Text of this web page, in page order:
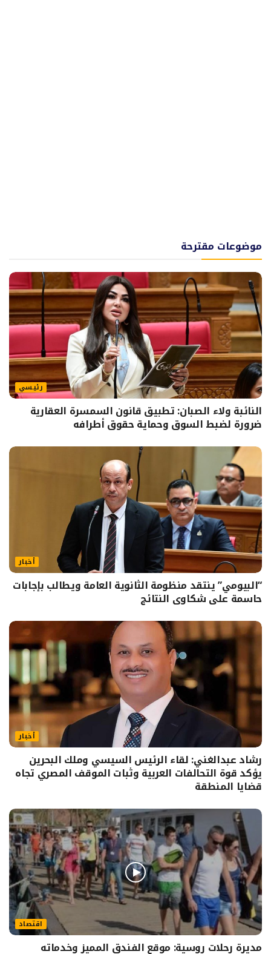
موضوعات مقترحة
رئيسي
النائبة ولاء الصبان: تطبيق قانون السمسرة العقارية
ضرورة لضبط السوق وحماية حقوق أطرافه
أخبار
“البيومي” ينتقد منظومة الثانوية العامة ويطالب بإجابات
حاسمة على شكاوى النتائج
أخبار
رشاد عبدالغني: لقاء الرئيس السيسي وملك البحرين
يؤكد قوة التحالفات العربية وثبات الموقف المصري تجاه
قضايا المنطقة
اقتصاد
مديرة رحلات روسية: موقع الفندق المميز وخدماته